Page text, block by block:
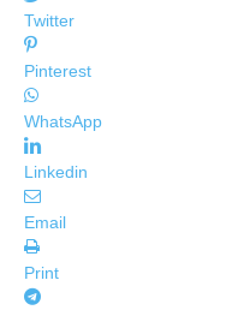
Twitter
Pinterest
WhatsApp
Linkedin
Email
Print